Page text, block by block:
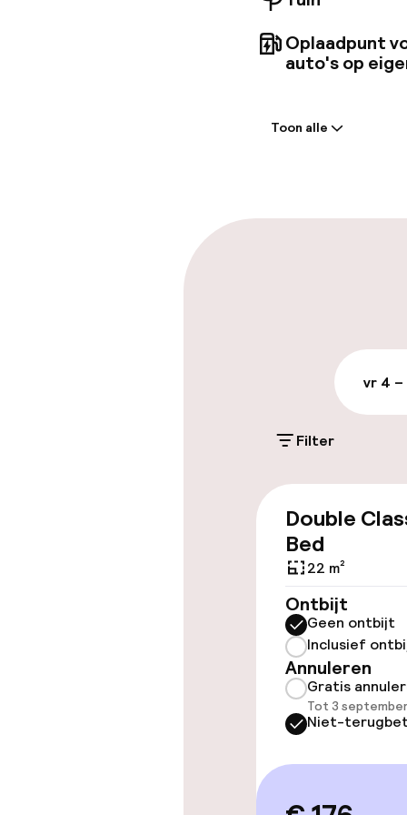
Oplaadpunt
auto's op
Vroeg
Parkeren &
terrein
Mogelijk extra
Openbaar
Overal
Lift
Zwemmen &
Toon alle
vr 4 –
Filter
Double
Bed
22 m²
Ontbijt
Geen ontbijt
Inclusief
Annuleren
Gratis
Tot 3
Niet-